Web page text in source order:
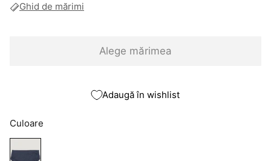
Ghid de mărimi
Alege mărimea
Adaugă în wishlist
Culoare